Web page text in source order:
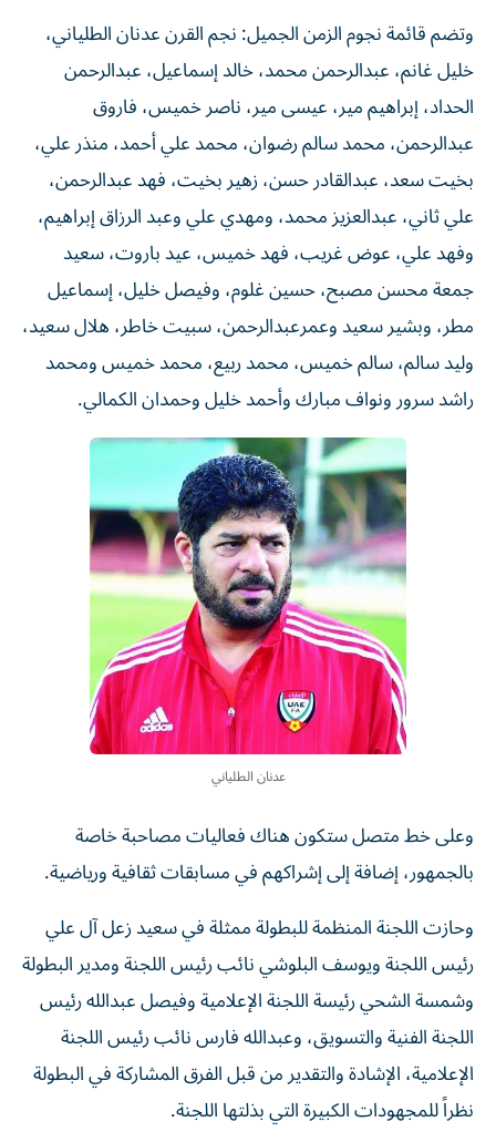
وتضم قائمة نجوم الزمن الجميل: نجم القرن عدنان الطلياني،
خليل غانم، عبدالرحمن محمد، خالد إسماعيل، عبدالرحمن
الحداد، إبراهيم مير، عيسى مير، ناصر خميس، فاروق
عبدالرحمن، محمد سالم رضوان، محمد علي أحمد، منذر علي،
بخيت سعد، عبدالقادر حسن، زهير بخيت، فهد عبدالرحمن،
علي ثاني، عبدالعزيز محمد، ومهدي علي وعبد الرزاق إبراهيم،
وفهد علي، عوض غريب، فهد خميس، عيد باروت، سعيد
جمعة محسن مصبح، حسين غلوم، وفيصل خليل، إسماعيل
مطر، وبشير سعيد وعمرعبدالرحمن، سبيت خاطر، هلال سعيد،
وليد سالم، سالم خميس، محمد ربيع، محمد خميس ومحمد
راشد سرور ونواف مبارك وأحمد خليل وحمدان الكمالي.
عدنان الطلياني
وعلى خط متصل ستكون هناك فعاليات مصاحبة خاصة
بالجمهور، إضافة إلى إشراكهم في مسابقات ثقافية ورياضية.
وحازت اللجنة المنظمة للبطولة ممثلة في سعيد زعل آل علي
رئيس اللجنة ويوسف البلوشي نائب رئيس اللجنة ومدير البطولة
وشمسة الشحي رئيسة اللجنة الإعلامية وفيصل عبدالله رئيس
اللجنة الفنية والتسويق، وعبدالله فارس نائب رئيس اللجنة
الإعلامية، الإشادة والتقدير من قبل الفرق المشاركة في البطولة
نظراً للمجهودات الكبيرة التي بذلتها اللجنة.